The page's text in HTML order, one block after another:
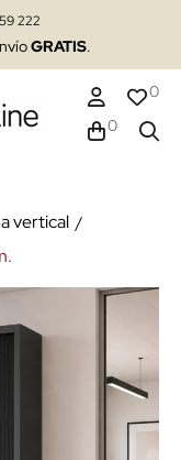
222
GRATIS.
0
0
vertical